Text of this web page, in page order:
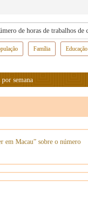
Família Educação
semana
em Macau” sobre o número